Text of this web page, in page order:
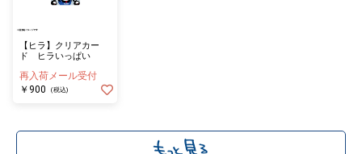
【ヒラ】クリアカー
ド ヒラいっぱい
再入荷メール受付
￥900
(税込)